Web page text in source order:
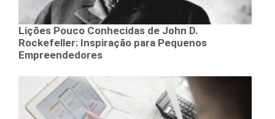
Lições Pouco Conhecidas de John D.
Rockefeller: Inspiração para Pequenos
Empreendedores